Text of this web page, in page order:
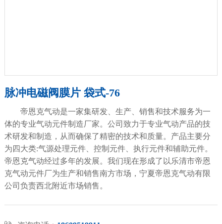
脉冲电磁阀膜片 袋式-76
帝恩克气动是一家集研发、生产、销售和技术服务为一
体的专业气动元件制造厂家。公司致力于专业气动产品的技
术研发和制造，从而确保了精密的技术和质量。产品主要分
为四大类:气源处理元件、控制元件、执行元件和辅助元件。
帝恩克气动经过多年的发展。我们现在形成了以乐清市帝恩
克气动元件厂为生产和销售南方市场，宁夏帝恩克气动有限
公司负责西北附近市场销售。